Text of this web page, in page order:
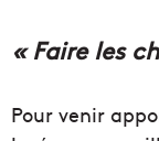
« Faire les
Pour venir